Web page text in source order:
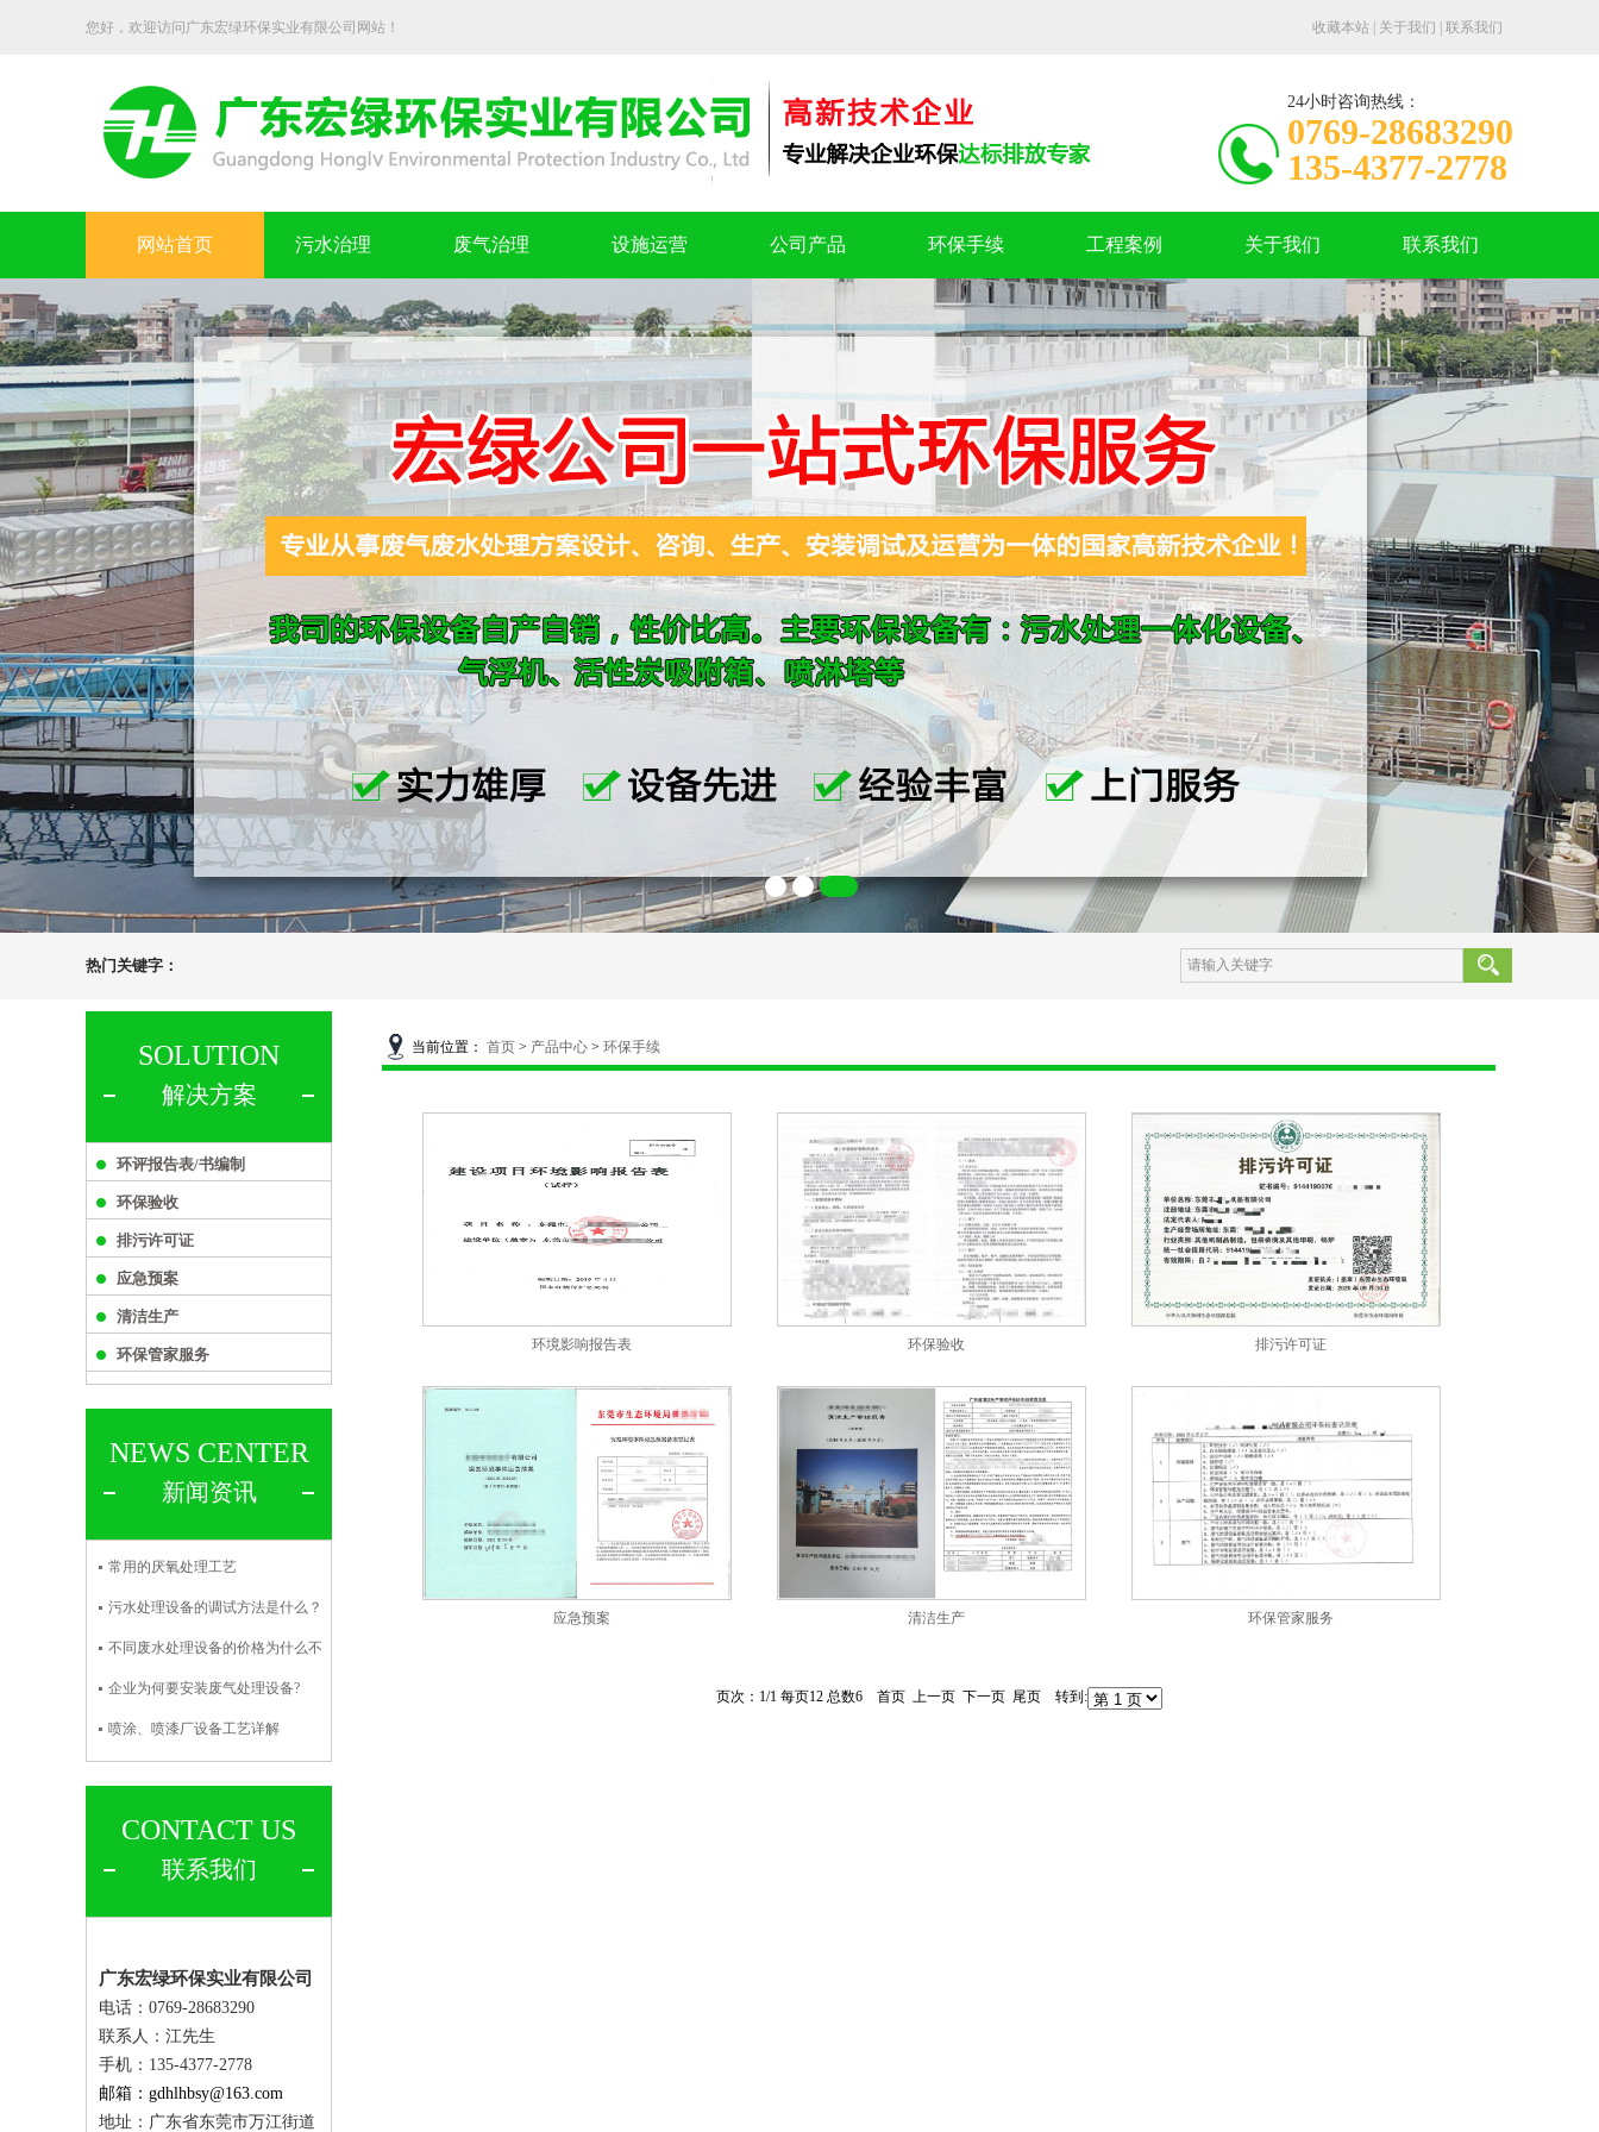
您好，欢迎访问广东宏绿环保实业有限公司网站！ 收藏本站 关于我们 联系我们
24小时咨询热线：
0769-28683290
135-4377-2778
网站首页 污水治理 废气治理 设施运营 公司产品 环保手续 工程案例 关于我们 联系我们
热门关键字：
SOLUTION
解决方案
环评报告表/书编制
环保验收
排污许可证
应急预案
清洁生产
环保管家服务
NEWS CENTER
新闻资讯
常用的厌氧处理工艺
污水处理设备的调试方法是什么？
不同废水处理设备的价格为什么不
企业为何要安装废气处理设备?
喷涂、喷漆厂设备工艺详解
CONTACT US
联系我们
广东宏绿环保实业有限公司
电话：0769-28683290
联系人： 江先生
手机：135-4377-2778
邮箱：gdhlhbsy@163.com
地址：广东省东莞市万江街道
当前位置： 首页 > 产品中心 > 环保手续
环境影响报告表 环保验收 排污许可证
应急预案 清洁生产 环保管家服务
页次：1/1 每页12 总数6 首页 上一页 下一页 尾页 转到: